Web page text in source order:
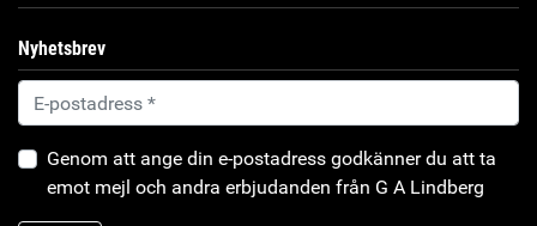
Nyhetsbrev
Genom att ange din e-postadress godkänner du att ta
emot mejl och andra erbjudanden från G A Lindberg